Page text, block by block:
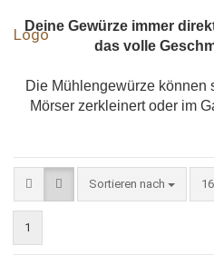
Deine Gewürze immer
das volle
Die Mühlengewürze können
Mörser zerkleinert oder im
Sortieren nach
Sortieren nach
1